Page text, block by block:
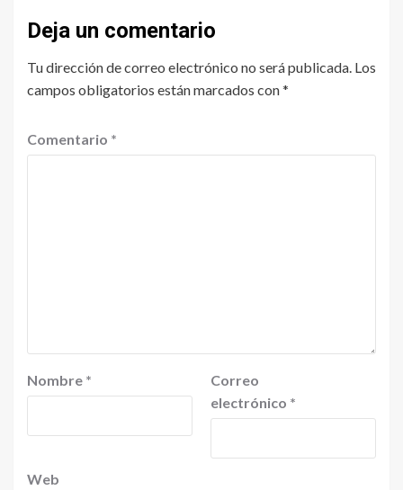
Deja un comentario
Tu dirección de correo electrónico no será publicada. Los
campos obligatorios están marcados con*
Comentario *
Nombre *
Correo
electrónico *
Web